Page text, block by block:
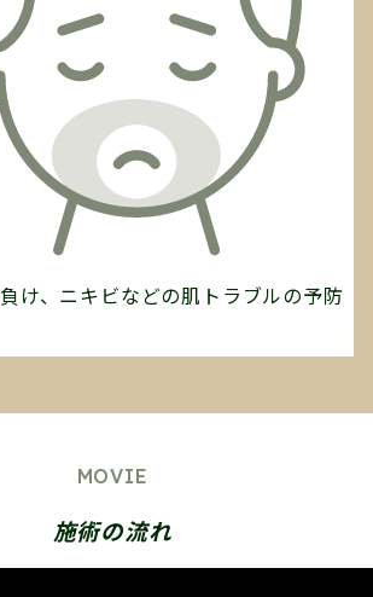
け、ニキビなどの肌トラブルの予防
MOVIE
施術の流れ